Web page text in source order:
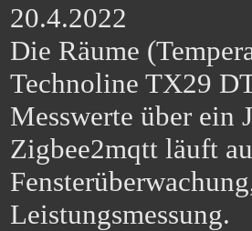
20.4.2022
Die Räume
Technoline TX29
Messwerte über ein
Zigbee2mqtt läuft
Leistungsmessung.